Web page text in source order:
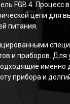
FGB 4. Процесс
цепи для
питания.
и приборов.
именно
прибора и